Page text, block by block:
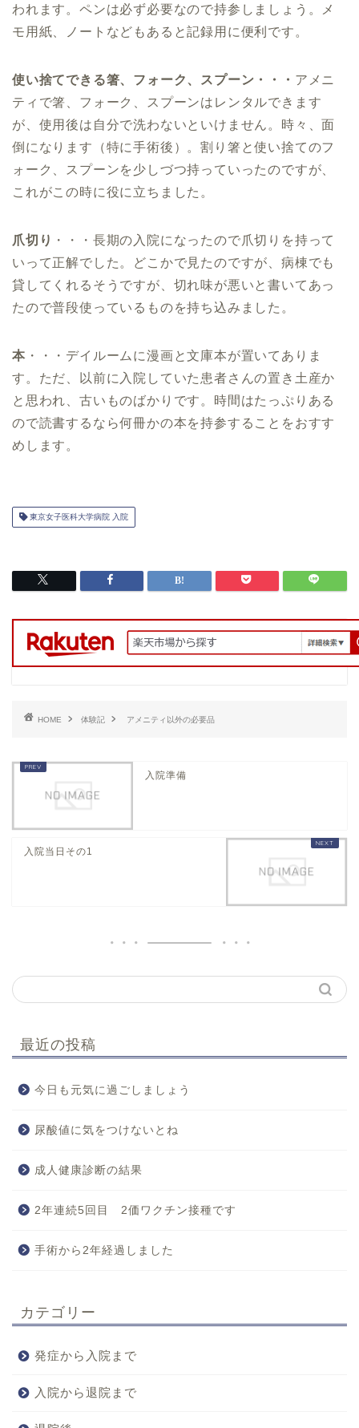
われます。ペンは必ず必要なので持参しましょう。メ
モ用紙、ノートなどもあると記録用に便利です。
使い捨てできる箸、フォーク、スプーン・・・ アメニ
ティで箸、フォーク、スプーンはレンタルできます
が、使用後は自分で洗わないといけません。時々、面
倒になります（特に手術後）。割り箸と使い捨てのフ
ォーク、スプーンを少しづつ持っていったのですが、
これがこの時に役に立ちました。
爪切り ・・・長期の入院になったので爪切りを持って
いって正解でした。どこかで見たのですが、病棟でも
貸してくれるそうですが、切れ味が悪いと書いてあっ
たので普段使っているものを持ち込みました。
本・・・デイルームに漫画と文庫本が置いてありま
す。ただ、以前に入院していた患者さんの置き土産か
と思われ、古いものばかりです。時間はたっぷりある
ので読書するなら何冊かの本を持参することをおすす
めします。
東京女子医科大学病院 入院
HOME 体験記 アメニティ以外の必要品
入院準備
入院当日その1
最近の投稿
今日も元気に過ごしましょう
尿酸値に気をつけないとね
成人健康診断の結果
2年連続5回目 2価ワクチン接種です
手術から2年経過しました
カテゴリー
発症から入院まで
入院から退院まで